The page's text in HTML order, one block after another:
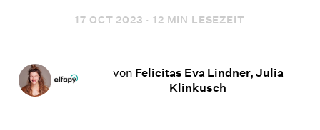
17 OCT 2023 · 12 MIN LESEZEIT
von Felicitas Eva Lindner, Julia
Klinkusch